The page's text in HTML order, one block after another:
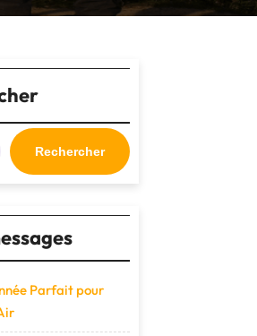
Rechercher
Parfait pour